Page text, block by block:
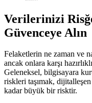
Verilerinizi
Güvenceye Alın
Felaketlerin ne zaman ve
ancak onlara karşı
Geleneksel, bilgisayara
riskleri taşımak,
kadar büyük bir risktir.